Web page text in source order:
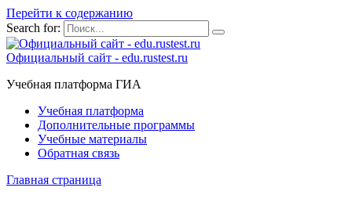
Перейти к содержанию
Search for:
Официальный сайт - edu.rustest.ru
Учебная платформа ГИА
Учебная платформа
Дополнительные программы
Учебные материалы
Обратная связь
Главная страница